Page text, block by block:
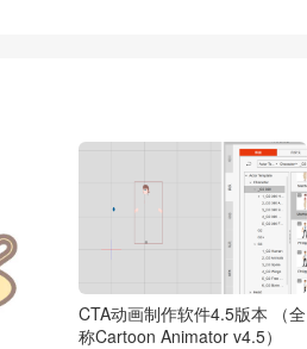
CTA动画制作软件4.5版本 （全
称Cartoon Animator v4.5）